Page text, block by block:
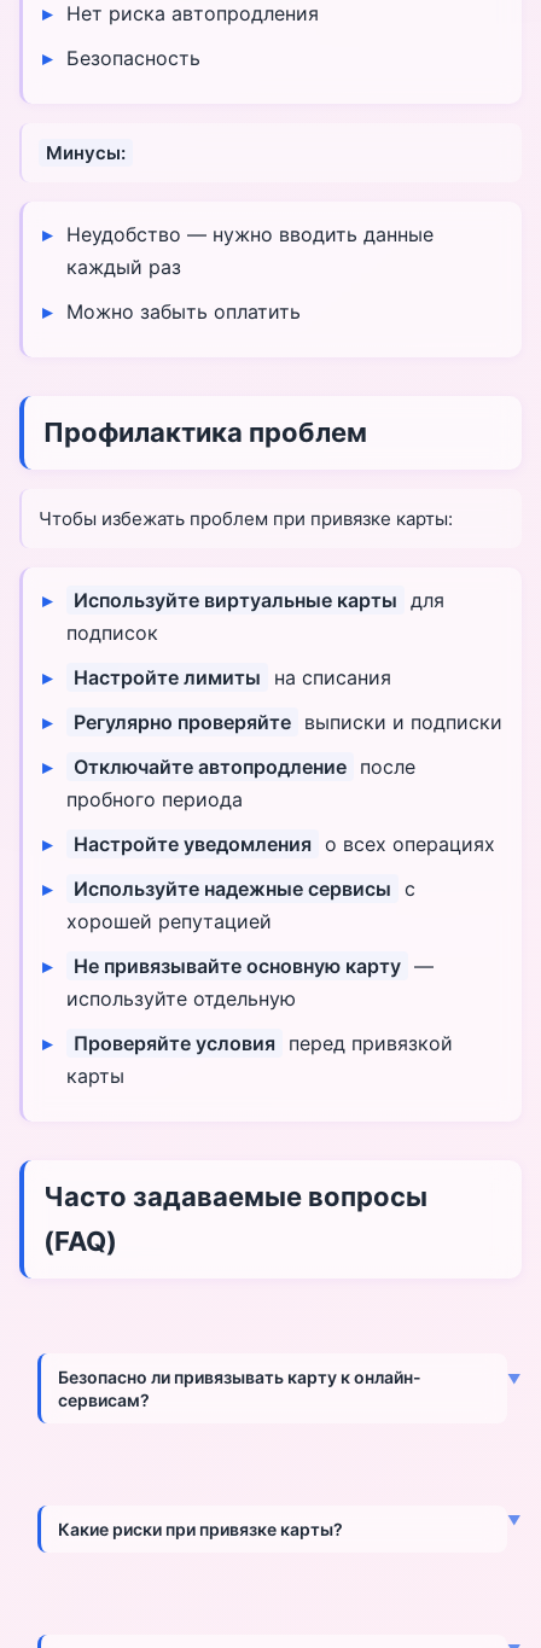
Нет риска автопродления
Безопасность
Минусы:
Неудобство — нужно вводить данные
каждый раз
Можно забыть оплатить
Профилактика проблем
Чтобы избежать проблем при привязке карты:
Используйте виртуальные карты для
подписок
Настройте лимиты
на списания
Регулярно проверяйте выписки и подписки
Отключайте автопродление после
пробного периода
Настройте уведомления о всех операциях
Используйте надежные сервисы с
хорошей репутацией
Не привязывайте основную карту —
используйте отдельную
Проверяйте условия перед привязкой
карты
Часто задаваемые вопросы
(FAQ)
Безопасно ли привязывать карту к онлайн-
сервисам?
▼
виртуальные карты, настройте лимиты, регулярно
Какие риски при привязке карты? ▼